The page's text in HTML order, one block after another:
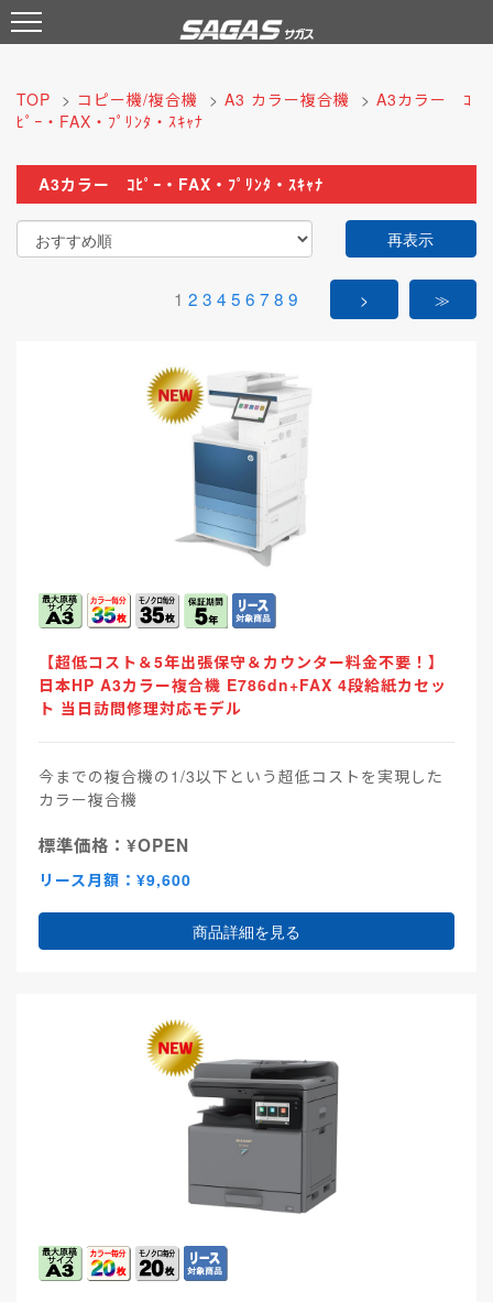
TOP > コピー機/複合機 > A3 カラー複合機 > A3カラー ｺ
ﾋﾟｰ・FAX・ﾌﾟﾘﾝﾀ・ｽｷｬﾅ
A3カラー ｺﾋﾟｰ・FAX・ﾌﾟﾘﾝﾀ・ｽｷｬﾅ
再表示
1 2 3 4 5 6 7 8 9 > ≫
【超低コスト＆5年出張保守＆カウンター料金不要！】
日本HP A3カラー複合機 E786dn+FAX 4段給紙カセッ
ト 当日訪問修理対応モデル
今までの複合機の1/3以下という超低コストを実現した
カラー複合機
標準価格：¥OPEN
リース月額：¥9,600
商品詳細を見る